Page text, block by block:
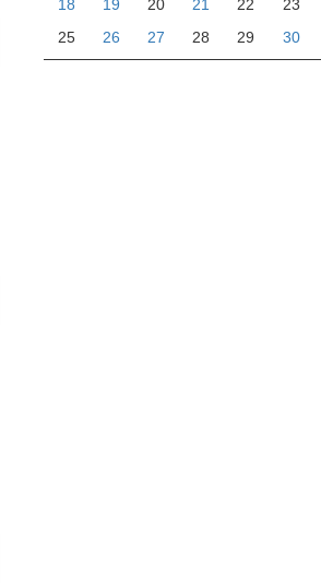
18
19 20 21 22 23
25
26 27 28 29 30